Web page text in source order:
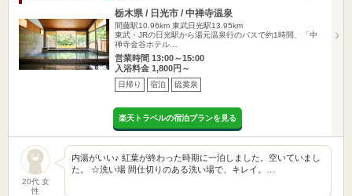
栃木県 / 日光市 / 中禅寺温泉
間藤駅10.96km 東武日光駅13.95km
東武・JRの日光駅から湯元温泉行のバスで約1時間、「中
禅寺金谷ホテル…
営業時間 13:00～15:00
入浴料金 1,800円～
日帰り 宿泊 硫黄泉
楽天トラベルの宿泊プランを見る
20代 女
性
内湯がいい♪ 紅葉が終わった時期に一泊しました。空いていまし
た。 ☆洗い場 間仕切りのある洗い場で、キレイ。…